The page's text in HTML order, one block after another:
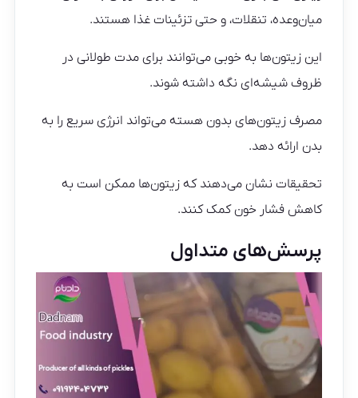
میان‌وعده، تنقلات، و حتی تزئینات غذا هستند.
این زیتون‌ها به خوبی می‌توانند برای مدت طولانی در
ظروف شیشه‌ای نگه داشته شوند.
مصرف زیتون‌های بدون هسته می‌تواند انرژی سریع را به
بدن ارائه دهد.
تحقیقات نشان می‌دهند که زیتون‌ها ممکن است به
کاهش فشار خون کمک کنند.
پرسش‌های متداول